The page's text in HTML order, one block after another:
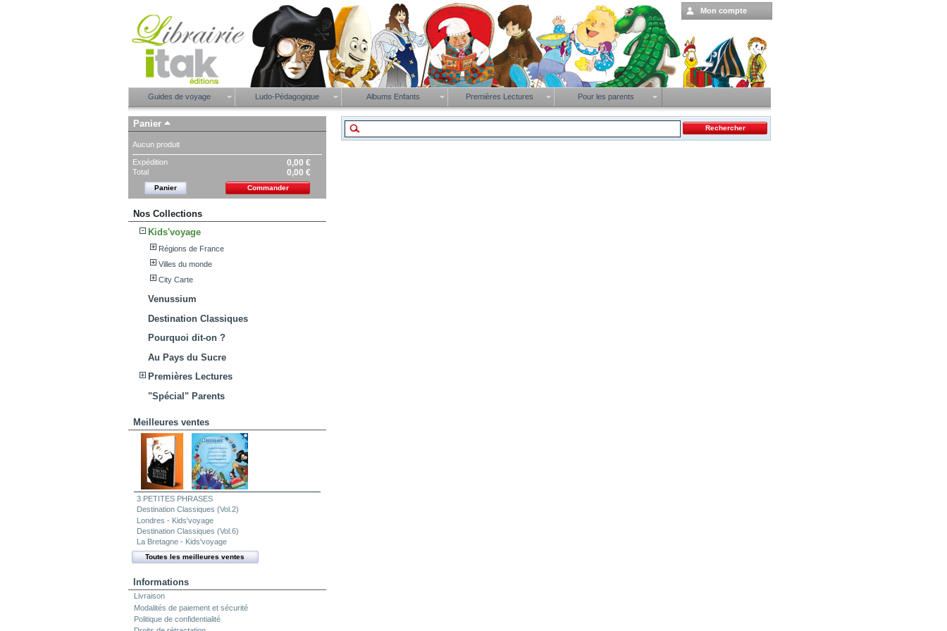
Mon compte
Guides de voyage Ludo-Pédagogique Albums Enfants Premières Lectures Pour les parents
Panier
Aucun produit
Expédition 0,00 €
Total 0,00 €
Panier Commander
Nos Collections
Kids'voyage
Régions de France
Villes du monde
City Carte
Venussium
Destination Classiques
Pourquoi dit-on ?
Au Pays du Sucre
Premières Lectures
"Spécial" Parents
Meilleures ventes
3 PETITES PHRASES
Destination Classiques (Vol.2)
Londres - Kids'voyage
Destination Classiques (Vol.6)
La Bretagne - Kids'voyage
Toutes les meilleures ventes
Informations
Livraison
Modalités de paiement et sécurité
Politique de confidentialité